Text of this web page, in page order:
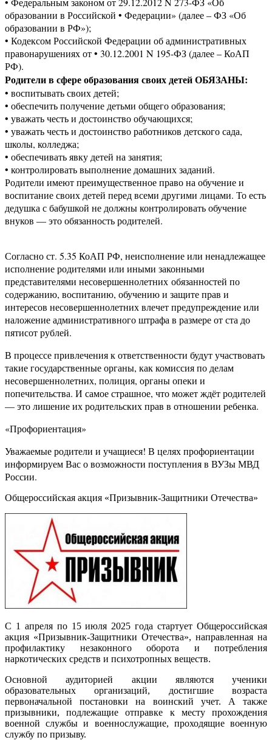
образовании в Российской • Федерации» (далее – ФЗ «Об
образовании в РФ»);
• Кодексом Российской Федерации об административных
правонарушениях от • 30.12.2001 N 195-ФЗ (далее – КоАП
РФ).
Родители в сфере образования своих детей ОБЯЗАНЫ:
• воспитывать своих детей;
• обеспечить получение детьми общего образования;
• уважать честь и достоинство обучающихся;
• уважать честь и достоинство работников детского сада,
школы, колледжа;
• обеспечивать явку детей на занятия;
• контролировать выполнение домашних заданий.
Родители имеют преимущественное право на обучение и
воспитание своих детей перед всеми другими лицами. То есть
дедушка с бабушкой не должны контролировать обучение
внуков — это обязанность родителей.
Согласно ст. 5.35 КоАП РФ, неисполнение или ненадлежащее
исполнение родителями или иными законными
представителями несовершеннолетних обязанностей по
содержанию, воспитанию, обучению и защите прав и
интересов несовершеннолетних влечет предупреждение или
наложение административного штрафа в размере от ста до
пятисот рублей.
В процессе привлечения к ответственности будут участвовать
такие государственные органы, как комиссия по делам
несовершеннолетних, полиция, органы опеки и
попечительства. И самое страшное, что может ждёт родителей
— это лишение их родительских прав в отношении ребенка.
«Профориентация»
Уважаемые родители и учащиеся! В целях профориентации
информируем Вас о возможности поступления в ВУЗы МВД
России.
Общероссийская акция «Призывник-Защитники Отечества»
С 1 апреля по 15 июля 2025 года стартует Общероссийская
акция «Призывник-Защитники Отечества», направленная на
профилактику незаконного оборота и потребления
наркотических средств и психотропных веществ.
Основной аудиторией акции являются ученики
образовательных организаций, достигшие возраста
первоначальной постановки на воинский учет. А также
призывники, подлежащие отправке к месту прохождения
военной службы и военнослужащие, проходящие военную
службу по призыву.